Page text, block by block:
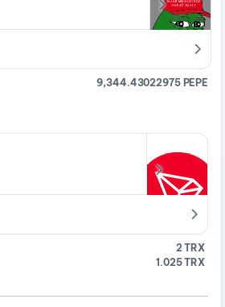
9,344.43022975 PEPE
2 TRX
1.025 TRX